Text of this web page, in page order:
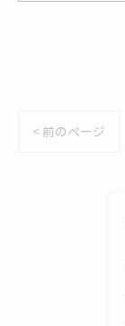
< 前のページ